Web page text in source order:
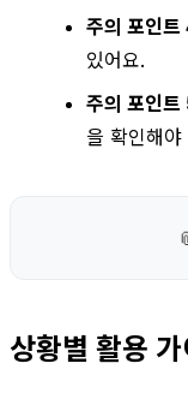
주의 포인트
있어요.
주의 포인트
을 확인해야
상황별 활용